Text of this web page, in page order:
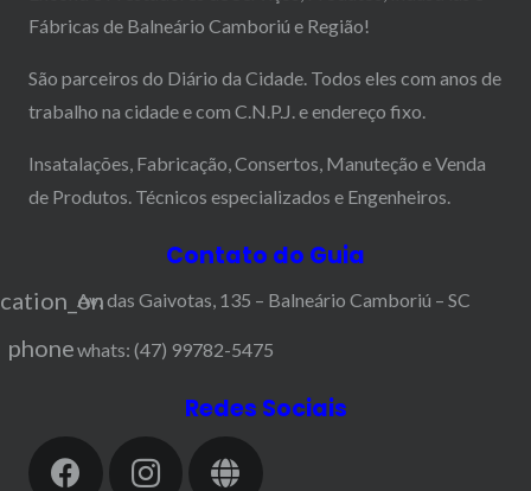
Fábricas de Balneário Camboriú e Região!
São parceiros do Diário da Cidade. Todos eles com anos de
trabalho na cidade e com C.N.P.J. e endereço fixo.
Insatalações, Fabricação, Consertos, Manuteção e Venda
de Produtos. Técnicos especializados e Engenheiros.
Contato do Guia
Av: das Gaivotas, 135 – Balneário Camboriú – SC
phonewhats: (47) 99782-5475
Redes Sociais